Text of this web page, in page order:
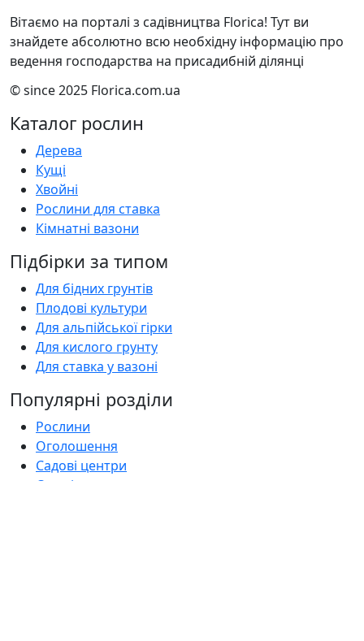
Вітаємо на порталі з садівництва Florica! Тут ви
знайдете абсолютно всю необхідну інформацію про
ведення господарства на присадибній ділянці
© since 2025 Florica.com.ua
Каталог рослин
Дерева
Кущі
Хвойні
Рослини для ставка
Кімнатні вазони
Підбірки за типом
Для бідних грунтів
Плодові культури
Для альпійської гірки
Для кислого грунту
Для ставка у вазоні
Популярні розділи
Рослини
Оголошення
Садові центри
Статті